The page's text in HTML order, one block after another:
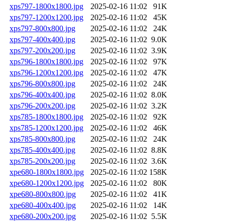
xps797-1800x1800.jpg
2025-02-16 11:02
91K
xps797-1200x1200.jpg
2025-02-16 11:02
45K
xps797-800x800.jpg
2025-02-16 11:02
24K
xps797-400x400.jpg
2025-02-16 11:02 9.0K
xps797-200x200.jpg
2025-02-16 11:02 3.9K
xps796-1800x1800.jpg
2025-02-16 11:02
97K
xps796-1200x1200.jpg
2025-02-16 11:02
47K
xps796-800x800.jpg
2025-02-16 11:02
24K
xps796-400x400.jpg
2025-02-16 11:02 8.0K
xps796-200x200.jpg
2025-02-16 11:02 3.2K
xps785-1800x1800.jpg
2025-02-16 11:02
92K
xps785-1200x1200.jpg
2025-02-16 11:02
46K
xps785-800x800.jpg
2025-02-16 11:02
24K
xps785-400x400.jpg
2025-02-16 11:02 8.8K
xps785-200x200.jpg
2025-02-16 11:02 3.6K
xpe680-1800x1800.jpg
2025-02-16 11:02 158K
xpe680-1200x1200.jpg
2025-02-16 11:02
80K
xpe680-800x800.jpg
2025-02-16 11:02
41K
xpe680-400x400.jpg
2025-02-16 11:02
14K
xpe680-200x200.jpg
2025-02-16 11:02 5.5K